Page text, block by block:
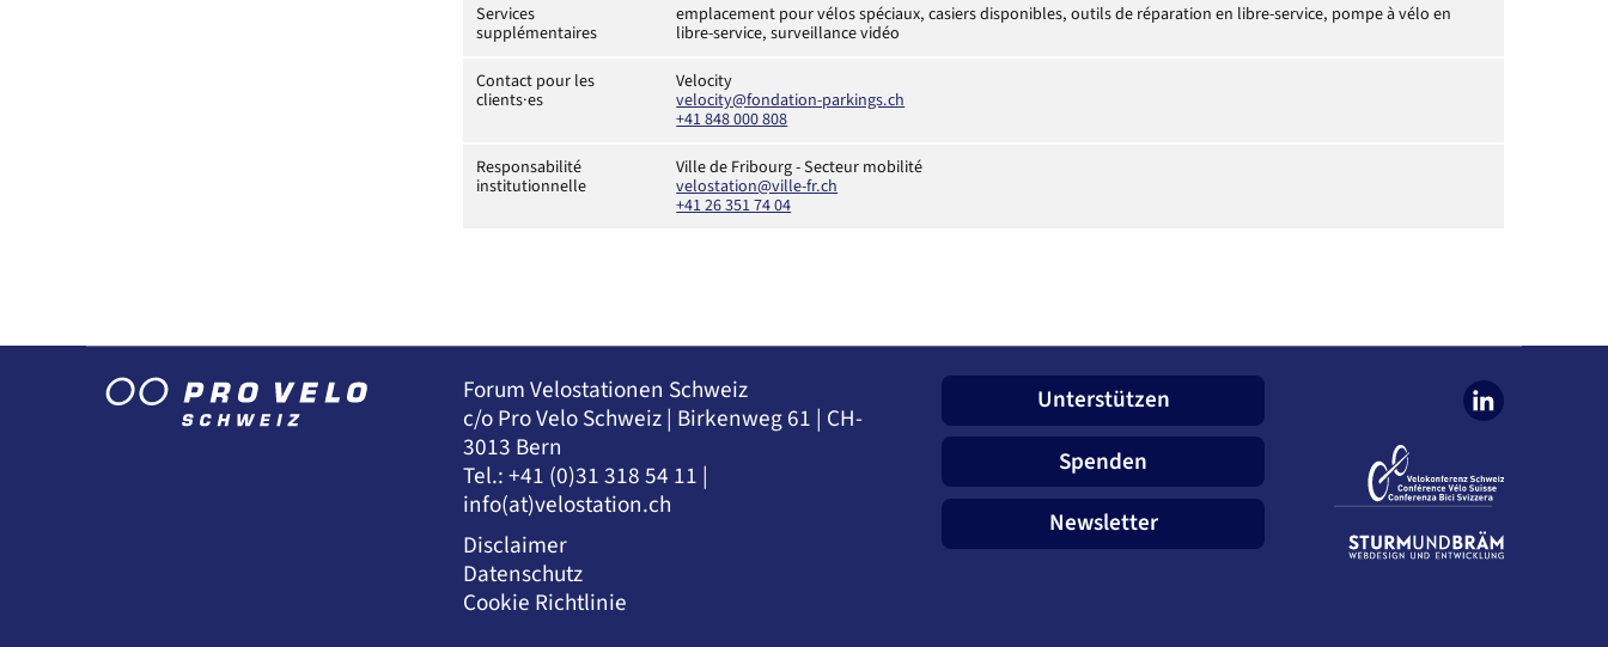
Services
supplémentaires
emplacement pour vélos spéciaux, casiers disponibles, outils de réparation en libre-service, pompe à vélo en
libre-service, surveillance vidéo
Contact pour les
clients·es
Velocity
velocity@fondation-parkings.ch
+41 848 000 808
Responsabilité
institutionnelle
Ville de Fribourg - Secteur mobilité
velostation@ville-fr.ch
+41 26 351 74 04
Forum Velostationen Schweiz
c/o Pro Velo Schweiz | Birkenweg 61 | CH-
3013 Bern
Tel.: +41 (0)31 318 54 11 |
info(at)velostation.ch
Disclaimer
Datenschutz
Cookie Richtlinie
Unterstützen
Spenden
Newsletter